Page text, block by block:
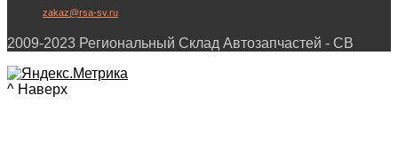
zakaz@rsa-sv.ru
2009-2023 Региональный Склад Автозапчастей - СВ
^ Наверх